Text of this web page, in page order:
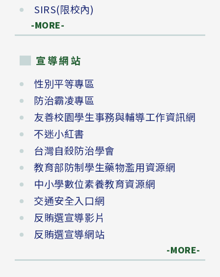
SIRS(限校內)
-MORE-
宣導網站
性別平等專區
防治霸凌專區
友善校園學生事務與輔導工作資訊網
不迷小紅書
台灣自殺防治學會
教育部防制學生藥物濫用資源網
中小學數位素養教育資源網
交通安全入口網
反賄選宣導影片
反賄選宣導網站
-MORE-